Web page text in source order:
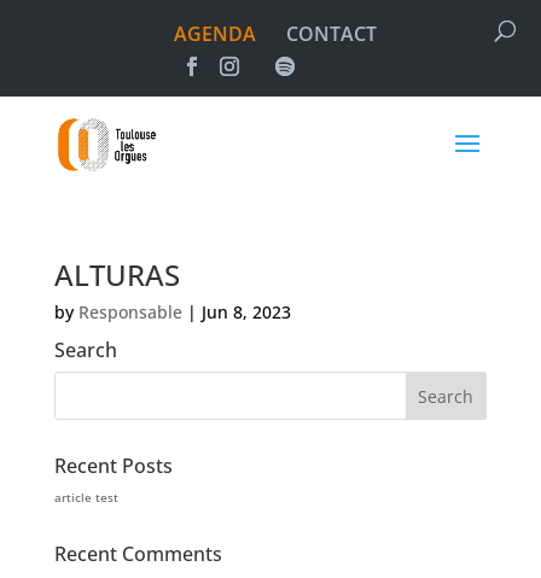
AGENDA CONTACT
ALTURAS
by Responsable| Jun 8, 2023
Search
Recent Posts
article test
Recent Comments